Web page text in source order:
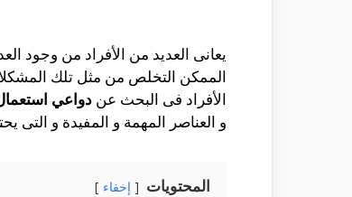
يعانى العديد من الأفراد من وجود
الممكن التخلص من مثل تلك
الأفراد فى البحث عن دواعي
و العناصر المهمة و المفيدة و
المحتويات إخفاء